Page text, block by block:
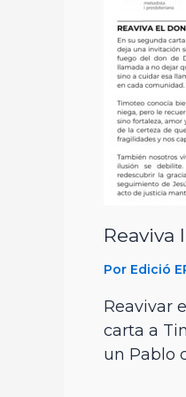
Reaviva
Por Edició
Reavivar
carta a
un Pablo